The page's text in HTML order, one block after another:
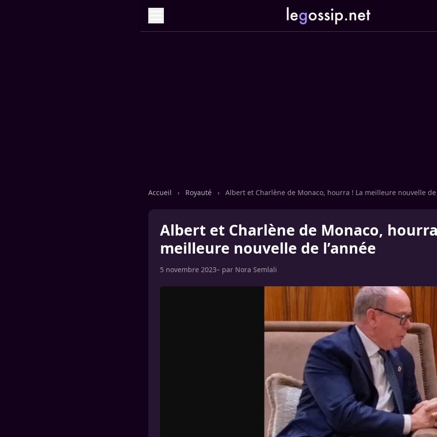
Accueil › Royauté › Albert et Charlène de Monaco, hourra ! La meilleure nouvelle de
Albert et Charlène de Monaco,
meilleure nouvelle de l’année
5 novembre 2023– par Nora Semlali